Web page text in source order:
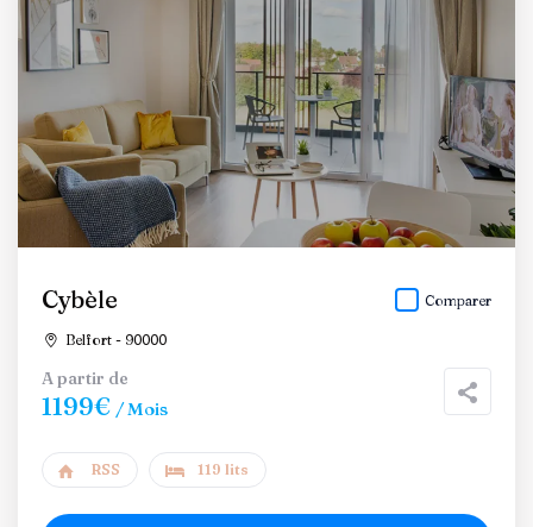
Cybèle
Belfort - 90000
Comparer
A partir de
1199€ / Mois
RSS 119 lits